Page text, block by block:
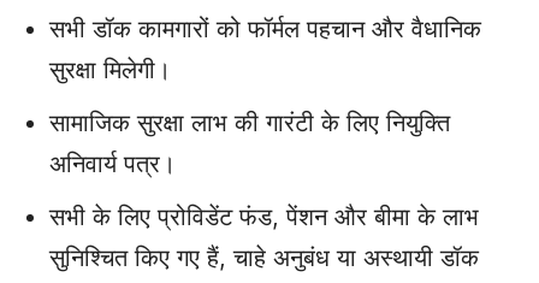
सभी डॉक कामगारों को फॉर्मल पहचान और वैधानिक
सुरक्षा मिलेगी।
सामाजिक सुरक्षा लाभ की गारंटी के लिए नियुक्ति
अनिवार्य पत्र।
सभी के लिए प्रोविडेंट फंड, पेंशन और बीमा के लाभ
सुनिश्चित किए गए हैं, चाहे अनुबंध या अस्‍थायी डॉक